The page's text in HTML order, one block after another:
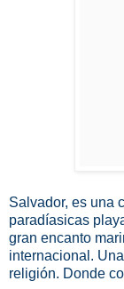
Salvador, es una
paradíasicas
gran encanto
internacional.
religión. Donde